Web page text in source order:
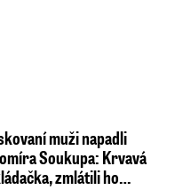
muži napadli
Soukupa: Krvavá
zmlátili ho…